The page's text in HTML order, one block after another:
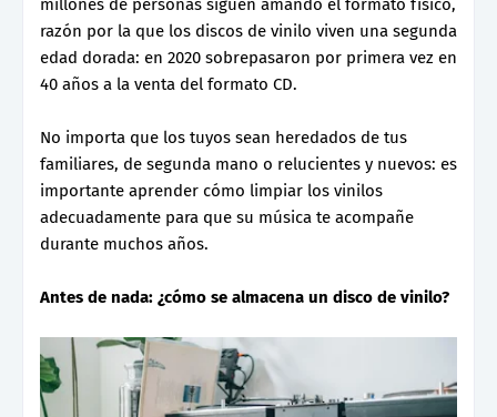
razón por la que los discos de vinilo viven una segunda
edad dorada: en 2020 sobrepasaron por primera vez en
40 años a la venta del formato CD.
No importa que los tuyos sean heredados de tus
familiares, de segunda mano o relucientes y nuevos: es
importante aprender cómo limpiar los vinilos
adecuadamente para que su música te acompañe
durante muchos años.
Antes de nada: ¿cómo se almacena un disco de vinilo?